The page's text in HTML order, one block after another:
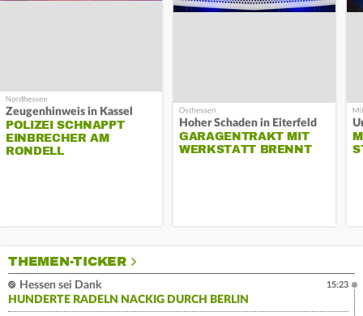
Zeugenhinweis in Kassel
POLIZEI SCHNAPPT
EINBRECHER AM
RONDELL
Hoher Schaden in Eiterfeld
GARAGENTRAKT MIT
WERKSTATT BRENNT
THEMEN-TICKER
Hessen sei Dank
HUNDERTE RADELN NACKIG DURCH BERLIN
15:23